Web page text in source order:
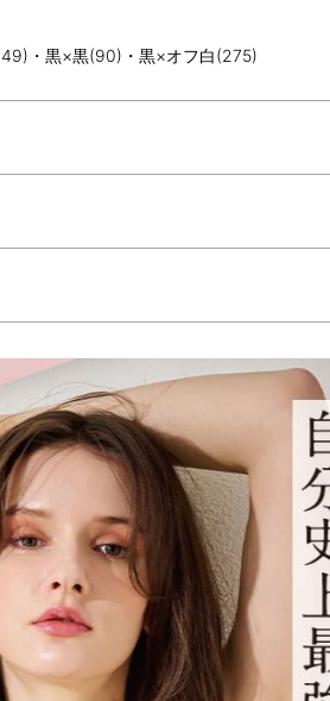
・黒×黒(90)・黒×オフ白(275)